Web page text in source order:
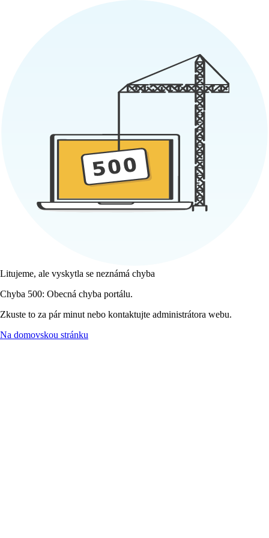
Litujeme, ale vyskytla se neznámá chyba
Chyba 500: Obecná chyba portálu.
Zkuste to za pár minut nebo kontaktujte administrátora webu.
Na domovskou stránku